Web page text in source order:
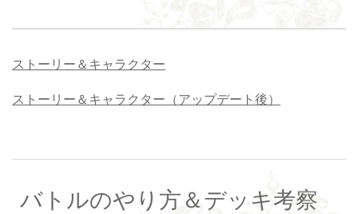
ストーリー＆キャラクター
ストーリー＆キャラクター（アップデート後）
バトルのやり方＆デッキ考察